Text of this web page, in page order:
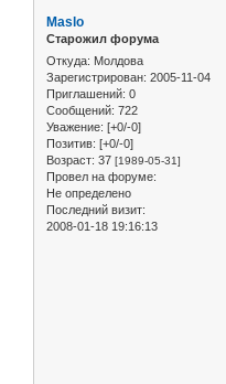
Maslo
Старожил форума
Откуда: Молдова
Зарегистрирован: 2005-11-04
Приглашений: 0
Сообщений: 722
Уважение: [+0/-0]
Позитив: [+0/-0]
Возраст: 37 [1989-05-31]
Провел на форуме:
Не определено
Последний визит:
2008-01-18 19:16:13